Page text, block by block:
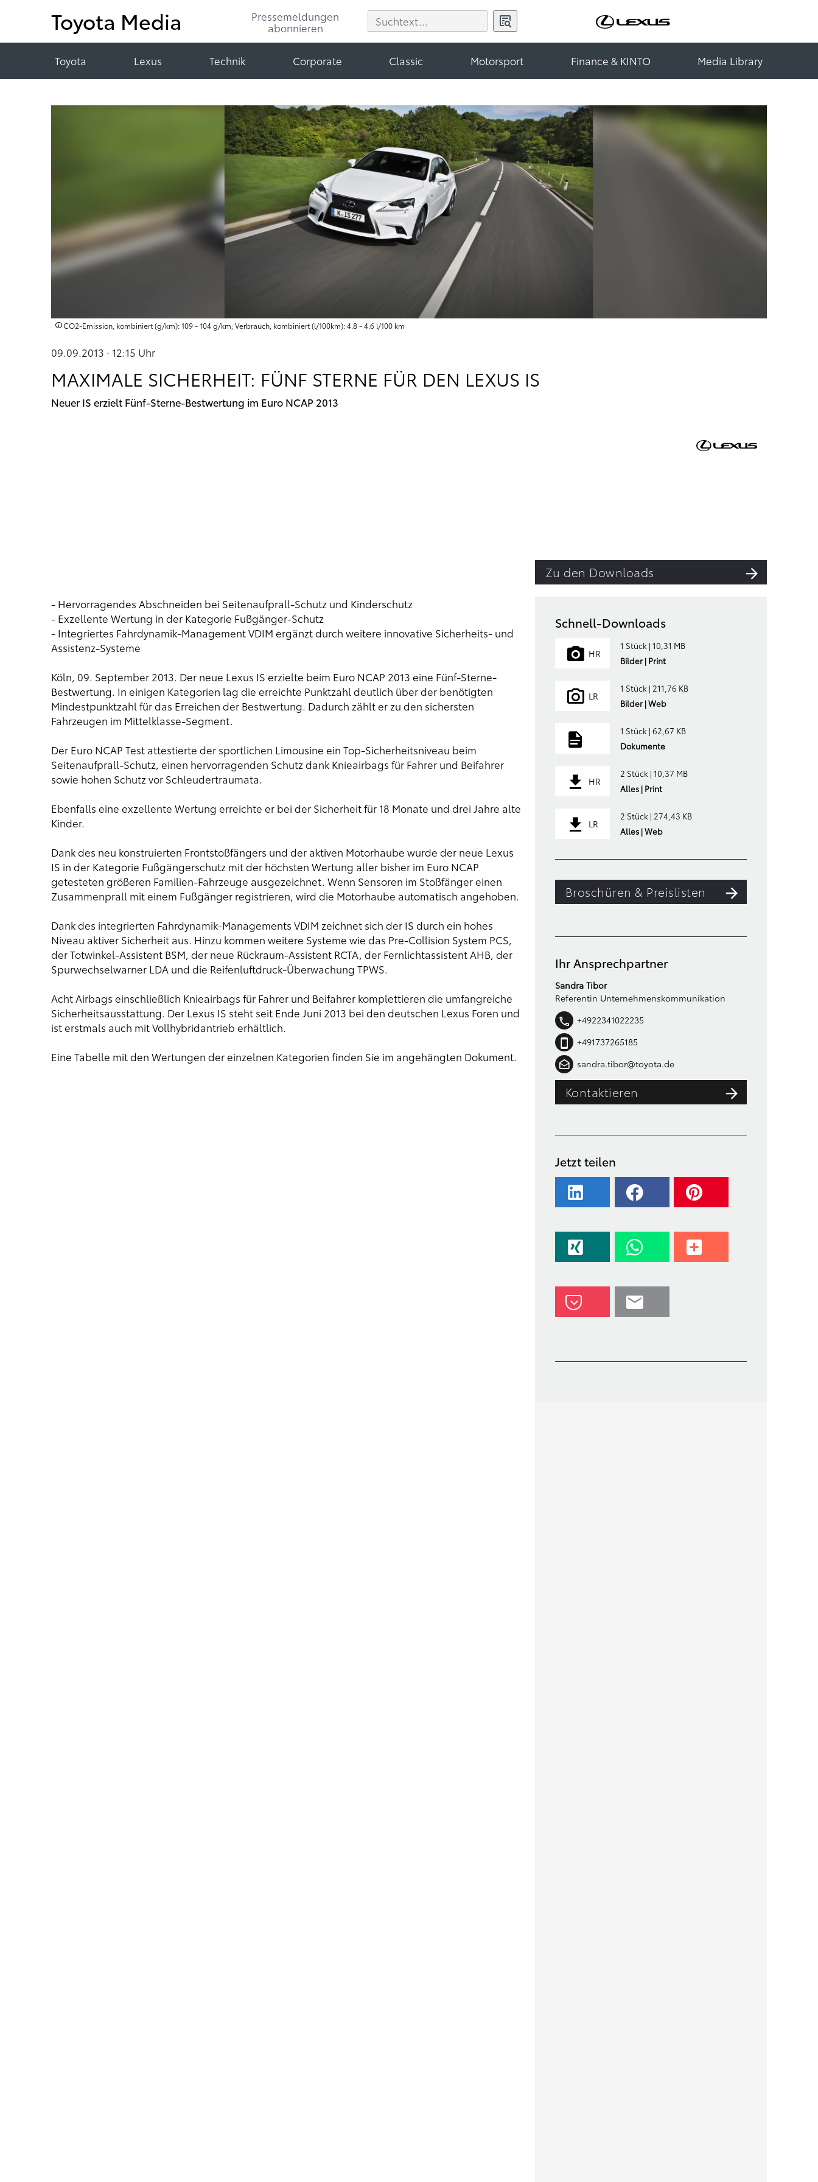
Toyota Media
Pressemeldungen
abonnieren
Toyota Lexus Technik Corporate Classic Motorsport Finance & KINTO Media Library
CO2-Emission, kombiniert (g/km): 109 - 104 g/km; Verbrauch, kombiniert (l/100km): 4.8 - 4.6 l/100 km
09.09.2013 · 12:15 Uhr
MAXIMALE SICHERHEIT: FÜNF STERNE FÜR DEN LEXUS IS
Neuer IS erzielt Fünf-Sterne-Bestwertung im Euro NCAP 2013
Zu den Downloads
- Hervorragendes Abschneiden bei Seitenaufprall-Schutz und Kinderschutz
- Exzellente Wertung in der Kategorie Fußgänger-Schutz
- Integriertes Fahrdynamik-Management VDIM ergänzt durch weitere innovative Sicherheits- und
Assistenz-Systeme
Köln, 09. September 2013. Der neue Lexus IS erzielte beim Euro NCAP 2013 eine Fünf-Sterne-
Bestwertung. In einigen Kategorien lag die erreichte Punktzahl deutlich über der benötigten
Mindestpunktzahl für das Erreichen der Bestwertung. Dadurch zählt er zu den sichersten
Fahrzeugen im Mittelklasse-Segment.
Der Euro NCAP Test attestierte der sportlichen Limousine ein Top-Sicherheitsniveau beim
Seitenaufprall-Schutz, einen hervorragenden Schutz dank Knieairbags für Fahrer und Beifahrer
sowie hohen Schutz vor Schleudertraumata.
Ebenfalls eine exzellente Wertung erreichte er bei der Sicherheit für 18 Monate und drei Jahre alte
Kinder.
Dank des neu konstruierten Frontstoßfängers und der aktiven Motorhaube wurde der neue Lexus
IS in der Kategorie Fußgängerschutz mit der höchsten Wertung aller bisher im Euro NCAP
getesteten größeren Familien-Fahrzeuge ausgezeichnet. Wenn Sensoren im Stoßfänger einen
Zusammenprall mit einem Fußgänger registrieren, wird die Motorhaube automatisch angehoben.
Dank des integrierten Fahrdynamik-Managements VDIM zeichnet sich der IS durch ein hohes
Niveau aktiver Sicherheit aus. Hinzu kommen weitere Systeme wie das Pre-Collision System PCS,
der Totwinkel-Assistent BSM, der neue Rückraum-Assistent RCTA, der Fernlichtassistent AHB, der
Spurwechselwarner LDA und die Reifenluftdruck-Überwachung TPWS.
Acht Airbags einschließlich Knieairbags für Fahrer und Beifahrer komplettieren die umfangreiche
Sicherheitsausstattung. Der Lexus IS steht seit Ende Juni 2013 bei den deutschen Lexus Foren und
ist erstmals auch mit Vollhybridantrieb erhältlich.
Eine Tabelle mit den Wertungen der einzelnen Kategorien finden Sie im angehängten Dokument.
Schnell-Downloads
HR
1 Stück | 10,31 MB
Bilder | Print
LR
1 Stück | 211,76 KB
Bilder | Web
1 Stück | 62,67 KB
Dokumente
HR
2 Stück | 10,37 MB
Alles | Print
LR
2 Stück | 274,43 KB
Alles | Web
Broschüren & Preislisten
Ihr Ansprechpartner
Sandra Tibor
Referentin Unternehmenskommunikation
+4922341022235
+491737265185
sandra.tibor@toyota.de
Kontaktieren
Jetzt teilen